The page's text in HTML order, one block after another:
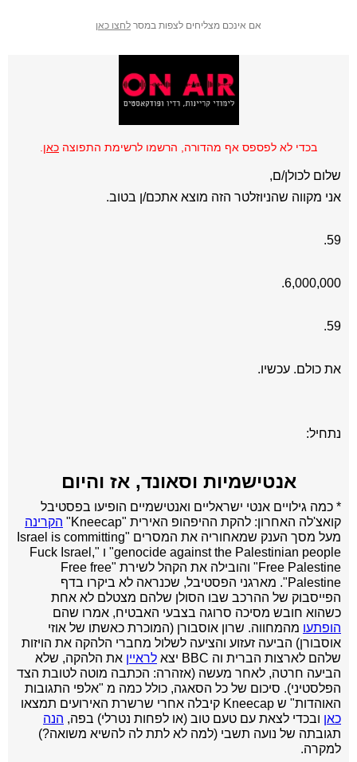
אם אינכם מצליחים לצפות במסר לחצו כאן
בכדי לא לפספס אף מהדורה, הרשמו לרשימת התפוצה כאן
שלום לכולן/ם,
אני מקווה שהניוזלטר הזה מוצא אתכם/ן בטוב.
59.
6,000,000.
59.
את כולם. עכשיו.
נתחיל:
אנטישמיות וסאונד, אז והיום
* כמה גילויים אנטי ישראליים ואנטישמיים הופיעו בפסטיבל
קואצ'לה האחרון: להקת ההיפהופ האירית "Kneecap"
הקרינה
מעל מסך הענק שמאחוריה את המסרים "Israel is committing
genocide against the Palestinian people" ו "Fuck Israel,
Free Palestine" והובילה את הקהל לשירת "Free free
Palestine".
מארגני הפסטיבל, שכנראה לא ביקרו בדף
הפייסבוק של ההרכב שבו הסולן שלהם מצטלם לא אחת
כשהוא חובש מסיכה סרוגה בצבעי האבטיח, אמרו שהם
הופתעו מהמחווה. שרון אוסבורן (המוכרת כאשתו של אוזי
אוסבורן) הביעה זעזוע והציעה לשלול מחברי הלהקה את הויזות
שלהם לארצות הברית וה BBC יצא לראיין את הלהקה, שלא
הביעה חרטה, לאחר מעשה (אזהרה: הכתבה מוטה לטובת הצד
הפלסטיני). סיכום של כל הסאגה, כולל כמה מ "אלפי התגובות
האוהדות" ש Kneecap קיבלה אחרי שרשרת האירועים תמצאו
כאן ובכדי לצאת עם טעם טוב (או לפחות נטרלי) בפה, הנה
תגובתה של נועה תשבי (למה לא לתת לה להשיא משואה?)
למקרה.